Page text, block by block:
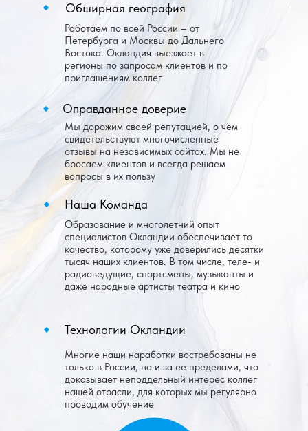
Обширная география
Работаем по всей России – от
Петербурга и Москвы до Дальнего
Востока. Окландия выезжает в
регионы по запросам клиентов и по
приглашениям коллег
Наша Команда
Образование и многолетний опыт
специалистов Окландии обеспечивает то
качество, которому уже доверились десятки
тысяч наших клиентов. В том числе, теле- и
радиоведущие, спортсмены, музыканты и
даже народные артисты театра и кино
Оправданное доверие
Мы дорожим своей репутацией, о чём
свидетельствуют многочисленные
отзывы на независимых сайтах. Мы не
бросаем клиентов и всегда решаем
вопросы в их пользу
Технологии Окландии
Многие наши наработки востребованы не
только в России, но и за ее пределами, что
доказывает неподдельный интерес коллег
нашей отрасли, для которых мы регулярно
проводим обучение